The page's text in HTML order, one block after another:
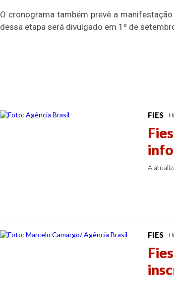
O cronograma também prevê a
dessa etapa será divulgado em 1º de
FIES
A
FIES